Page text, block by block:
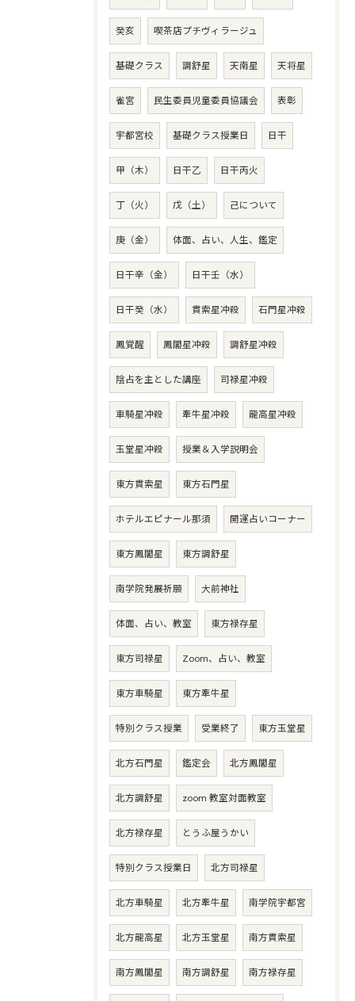
癸亥 喫茶店プチヴィラージュ
基礎クラス 調舒星 天南星 天将星
雀宮 民生委員児童委員協議会 表彰
宇都宮校 基礎クラス授業日 日干
甲（木） 日干乙 日干丙火
丁（火） 戊（土） 己について
庚（金） 体面、占い、人生、鑑定
日干辛（金） 日干壬（水）
日干癸（水） 貫索星冲殺 石門星冲殺
鳳覚醒 鳳閣星冲殺 調舒星冲殺
陰占を主とした講座 司禄星冲殺
車騎星冲殺 牽牛星冲殺 龍高星冲殺
玉堂星冲殺 授業＆入学説明会
東方貫索星 東方石門星
ホテルエピナール那須 開運占いコーナー
東方鳳閣星 東方調舒星
南学院発展祈願 大前神社
体面、占い、教室 東方禄存星
東方司禄星 Zoom、占い、教室
東方車騎星 東方牽牛星
特別クラス授業 受業終了 東方玉堂星
北方石門星 鑑定会 北方鳳閣星
北方調舒星 zoom 教室対面教室
北方禄存星 とうふ屋うかい
特別クラス授業日 北方司禄星
北方車騎星 北方牽牛星 南学院宇都宮
北方龍高星 北方玉堂星 南方貫索星
南方鳳閣星 南方調舒星 南方禄存星